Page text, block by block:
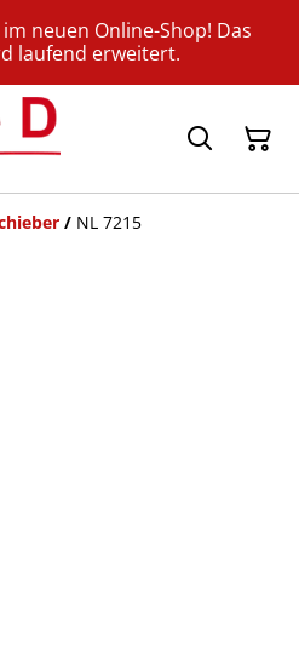
neuen Online-Shop! Das
laufend erweitert.
/ NL 7215